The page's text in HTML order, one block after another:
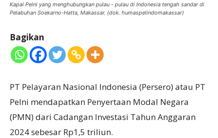
Kapal Pelni yang menghubungkan pulau - pulau di Indonesia tengah sandar di
Pelabuhan Soekarno-Hatta, Makassar. (dok. humaspelindomakassar)
Bagikan
PT Pelayaran Nasional Indonesia (Persero) atau PT
Pelni mendapatkan Penyertaan Modal Negara
(PMN) dari Cadangan Investasi Tahun Anggaran
2024 sebesar Rp1,5 triliun.